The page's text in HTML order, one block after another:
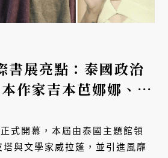
書展亮點：泰國政治
作家吉本芭娜娜、台
許瑋甯，還有獨立小
式開幕，本屆由泰國主題館領
與文學家威拉蓬，並引進風靡